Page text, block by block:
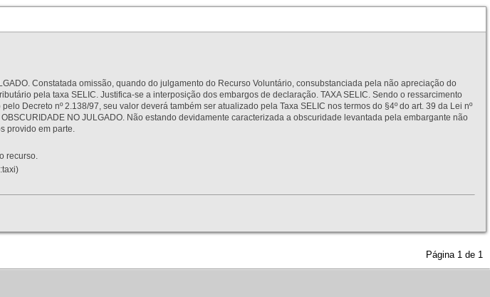
Constatada omissão, quando do julgamento do Recurso Voluntário, consubstanciada pela não apreciação do
pela taxa SELIC. Justifica-se a interposição dos embargos de declaração. TAXA SELIC. Sendo o ressarcimento
Decreto nº 2.138/97, seu valor deverá também ser atualizado pela Taxa SELIC nos termos do §4º do art. 39 da Lei nº
NO JULGADO. Não estando devidamente caracterizada a obscuridade levantada pela embargante não
provido em parte.
recurso.
Página 1 de 1